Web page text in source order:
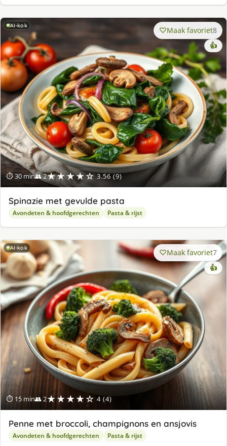
AI-kok
⏱ 30 min👥 2★★★★☆ 3.56 (9)
Maak favoriet8
👍
Spinazie met gevulde pasta
Avondeten & hoofdgerechten Pasta & rijst
AI-kok
⏱ 15 min👥 2★★★★☆ 4 (4)
Maak favoriet7
👍
Penne met broccoli, champignons en ansjovis
Avondeten & hoofdgerechten Pasta & rijst